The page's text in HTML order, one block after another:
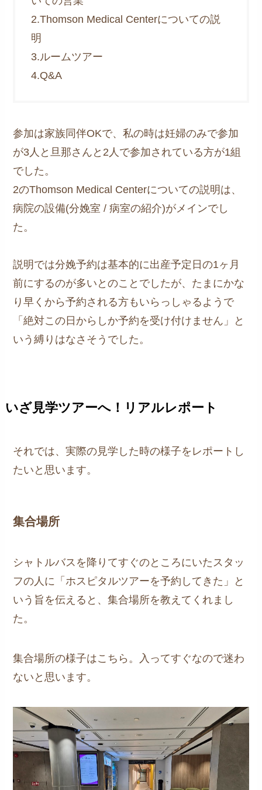
2.Thomson Medical Centerについての説
明
3.ルームツアー
4.Q&A
参加は家族同伴OKで、私の時は妊婦のみで参加
が3人と旦那さんと2人で参加されている方が1組
でした。
2のThomson Medical Centerについての説明は、
病院の設備(分娩室 / 病室の紹介)がメインでし
た。
説明では分娩予約は基本的に出産予定日の1ヶ月
前にするのが多いとのことでしたが、たまにかな
り早くから予約される方もいらっしゃるようで
「絶対この日からしか予約を受け付けません」と
いう縛りはなさそうでした。
いざ見学ツアーへ！リアルレポート
それでは、実際の見学した時の様子をレポートし
たいと思います。
集合場所
シャトルバスを降りてすぐのところにいたスタッ
フの人に「ホスピタルツアーを予約してきた」と
いう旨を伝えると、集合場所を教えてくれまし
た。
集合場所の様子はこちら。入ってすぐなので迷わ
ないと思います。